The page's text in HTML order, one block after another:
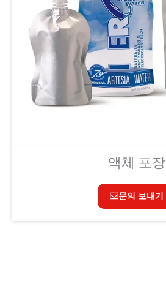
액체 포장
문의 보내기